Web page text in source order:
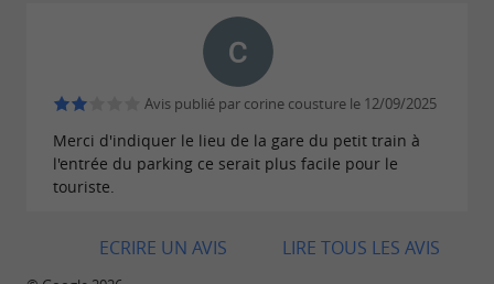
profiter de soins et de traitements
(sur réservation).
Avis publié par corine cousture le 12/09/2025
Merci d'indiquer le lieu de la gare du petit train à
l'entrée du parking ce serait plus facile pour le
touriste.
LIRE TOUS LES AVIS
ECRIRE UN AVIS